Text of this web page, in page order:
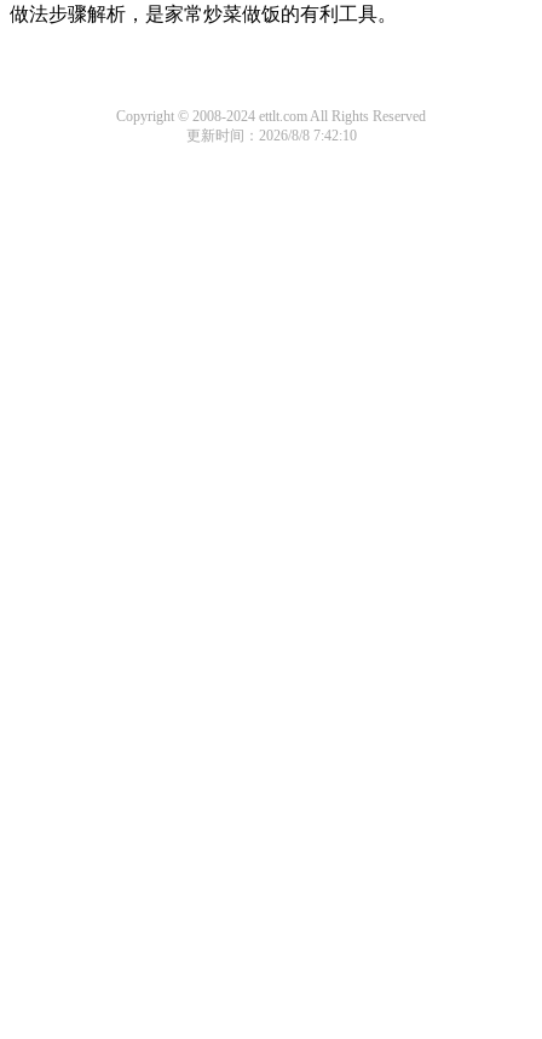
做法步骤解析，是家常炒菜做饭的有利工具。
Copyright © 2008-2024 ettlt.com All Rights Reserved
更新时间：2026/8/8 7:42:10